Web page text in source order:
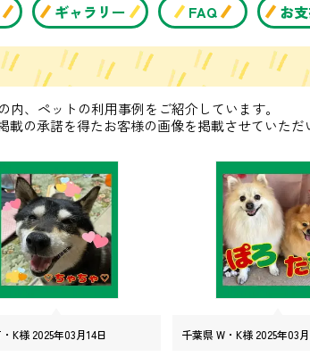
ギャラリー FAQ お
、ペットの利用事例をご紹介しています。
の承諾を得たお客様の画像を掲載させていただ
K様 2025年03月14日 千葉県 W・K様 2025年03